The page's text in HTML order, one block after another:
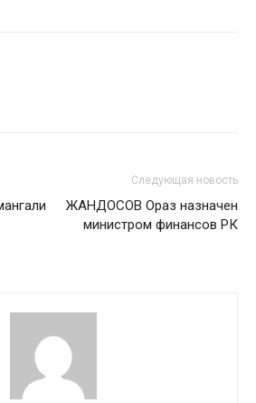
Следующая новость
ЖАНДОСОВ Ораз назначен
министром финансов РК